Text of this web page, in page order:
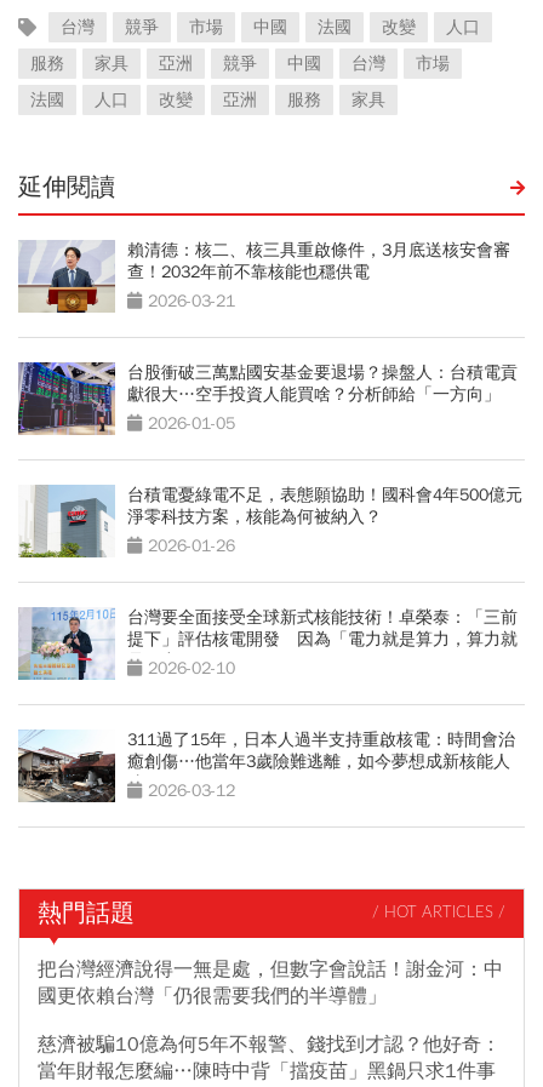
台灣 競爭 市場 中國 法國 改變
人口
服務
家具 亞洲 競爭 中國 台灣
市場
法國
人口 改變 亞洲 服務 家具
延伸閱讀
賴清德：核二、核三具重啟條件，3月底送核安會審
查！2032年前不靠核能也穩供電
2026-03-21
台股衝破三萬點國安基金要退場？操盤人：台積電貢
獻很大…空手投資人能買啥？分析師給「一方向」
2026-01-05
台積電憂綠電不足，表態願協助！國科會4年500億元
淨零科技方案，核能為何被納入？
2026-01-26
台灣要全面接受全球新式核能技術！卓榮泰：「三前
提下」評估核電開發 因為「電力就是算力，算力就
是國力」
2026-02-10
311過了15年，日本人過半支持重啟核電：時間會治
癒創傷…他當年3歲險難逃離，如今夢想成新核能人
才 2026-03-12
熱門話題 / HOT ARTICLES /
把台灣經濟說得一無是處，但數字會說話！謝金河：中
國更依賴台灣「仍很需要我們的半導體」
慈濟被騙10億為何5年不報警、錢找到才認？他好奇：
當年財報怎麼編…陳時中背「擋疫苗」黑鍋只求1件事